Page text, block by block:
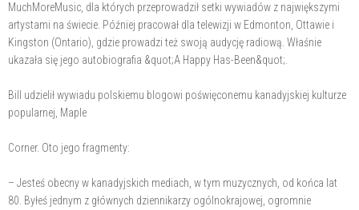
MuchMoreMusic, dla których przeprowadził setki wywiadów z największymi
artystami na świecie. Później pracował dla telewizji w Edmonton, Ottawie i
Kingston (Ontario), gdzie prowadzi też swoją audycję radiową. Właśnie
ukazała się jego autobiografia &quot;A Happy Has-Been&quot;.
Bill udzielił wywiadu polskiemu blogowi poświęconemu kanadyjskiej kulturze
popularnej, Maple
Corner. Oto jego fragmenty:
– Jesteś obecny w kanadyjskich mediach, w tym muzycznych, od końca lat
80. Byłeś jednym z głównych dziennikarzy ogólnokrajowej, ogromnie